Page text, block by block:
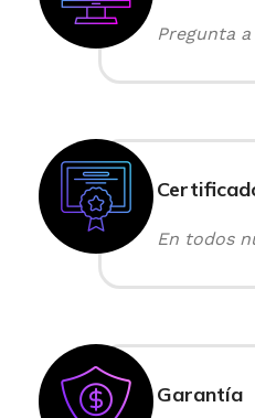
Pregunta
En todos
Garantía